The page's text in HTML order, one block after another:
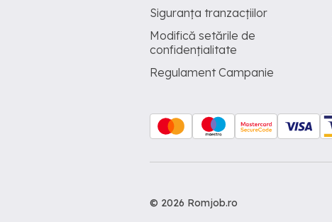
Siguranța tranzacțiilor
Modifică setările de
confidențialitate
Regulament Campanie
© 2026 Romjob.ro